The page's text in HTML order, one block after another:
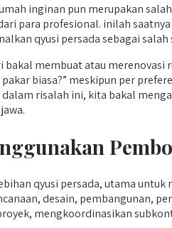
inginan pun merupakan
para profesional. inilah
qyusi persada sebagai
membuat atau merenovasi
biasa?” meskipun per
risalah ini, kita bakal
qyusi persada, utama
desain, pembangunan,
mengkoordinasikan